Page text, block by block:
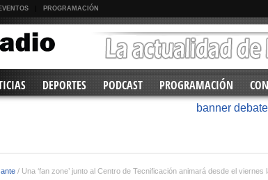
PROGRAMACIÓN
DEPORTES PODCAST PROGRAMACIÓN
/ Una ‘fan zone’ junto al Centro de Tecnificación animará desde el viernes